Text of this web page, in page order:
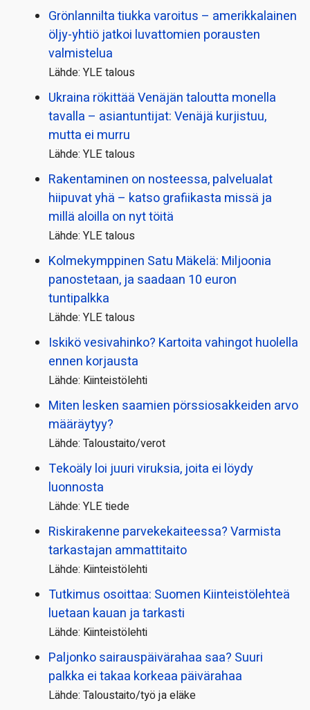
Grönlannilta tiukka varoitus – amerikkalainen
öljy-yhtiö jatkoi luvattomien porausten
valmistelua
Lähde: YLE talous
Ukraina rökittää Venäjän taloutta monella
tavalla – asiantuntijat: Venäjä kurjistuu,
mutta ei murru
Lähde: YLE talous
Rakentaminen on nosteessa, palvelualat
hiipuvat yhä – katso grafiikasta missä ja
millä aloilla on nyt töitä
Lähde: YLE talous
Kolmekymppinen Satu Mäkelä: Miljoonia
panostetaan, ja saadaan 10 euron
tuntipalkka
Lähde: YLE talous
Iskikö vesivahinko? Kartoita vahingot huolella
ennen korjausta
Lähde: Kiinteistölehti
Miten lesken saamien pörssi­osakkeiden arvo
määräytyy?
Lähde: Taloustaito/verot
Tekoäly loi juuri viruksia, joita ei löydy
luonnosta
Lähde: YLE tiede
Riskirakenne parvekekaiteessa? Varmista
tarkastajan ammattitaito
Lähde: Kiinteistölehti
Tutkimus osoittaa: Suomen Kiinteistölehteä
luetaan kauan ja tarkasti
Lähde: Kiinteistölehti
Paljonko sairauspäivä­rahaa saa? Suuri
palkka ei takaa korkeaa päivärahaa
Lähde: Taloustaito/työ ja eläke